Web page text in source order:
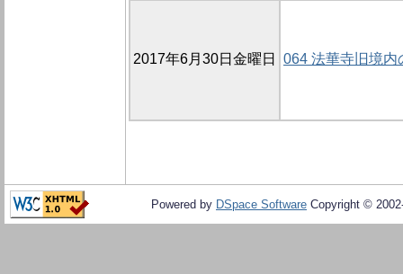
2017年6月30日金曜日 064 法華寺旧境内
Powered by DSpace Software Copyright ©